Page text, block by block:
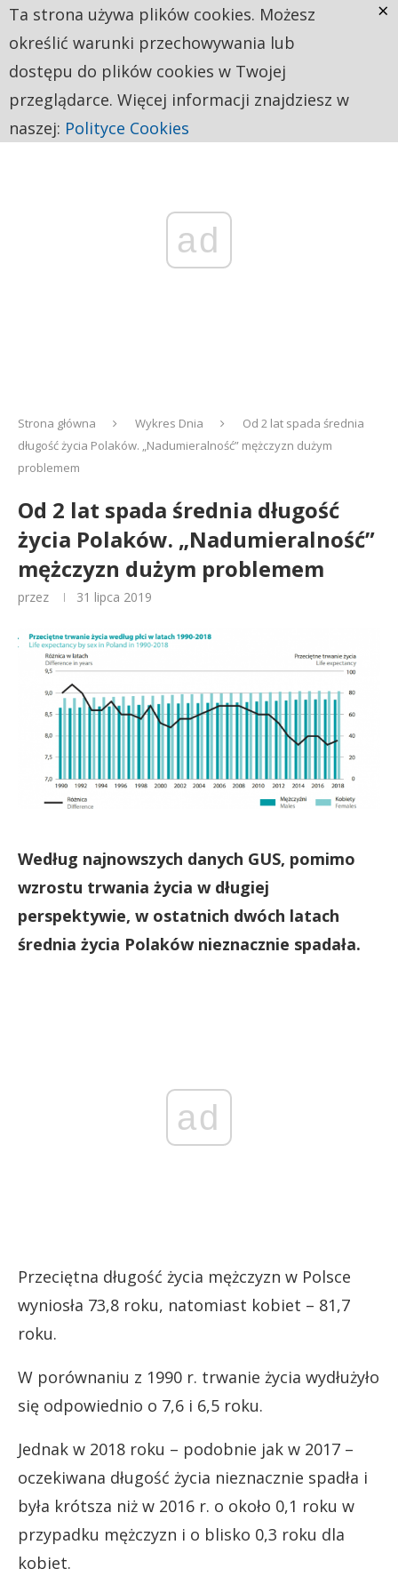
ad
Strona główna Wykres Dnia
Od 2 lat spada średnia
długość życia Polaków. „Nadumieralność” mężczyzn dużym
problemem
Od 2 lat spada średnia długość
życia Polaków. „Nadumieralność”
mężczyzn dużym problemem
przez 31 lipca 2019
Według najnowszych danych GUS, pomimo
wzrostu trwania życia w długiej
perspektywie, w ostatnich dwóch latach
średnia życia Polaków nieznacznie spadała.
ad
Przeciętna długość życia mężczyzn w Polsce
wyniosła 73,8 roku, natomiast kobiet – 81,7
roku.
W porównaniu z 1990 r. trwanie życia wydłużyło
się odpowiednio o 7,6 i 6,5 roku.
Jednak w 2018 roku – podobnie jak w 2017 –
oczekiwana długość życia nieznacznie spadła i
była krótsza niż w 2016 r. o około 0,1 roku w
przypadku mężczyzn i o blisko 0,3 roku dla
kobiet.
Ta strona używa plików cookies. Możesz
określić warunki przechowywania lub
dostępu do plików cookies w Twojej
przeglądarce. Więcej informacji znajdziesz w
naszej: Polityce Cookies
×